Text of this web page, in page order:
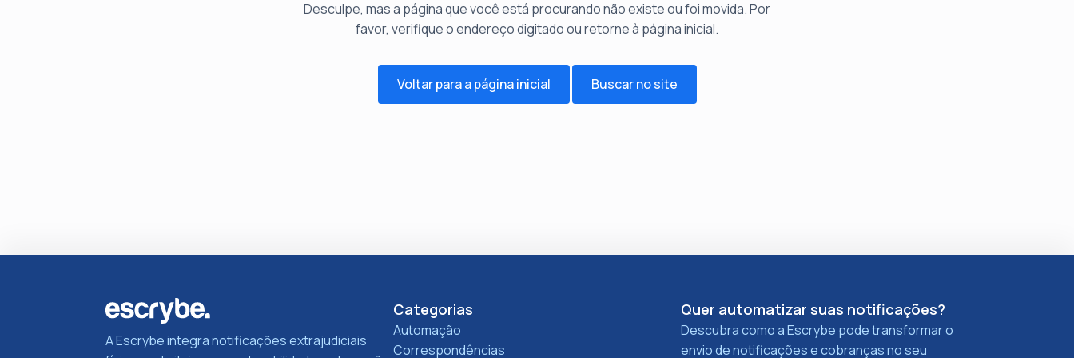
Desculpe, mas a página que você está procurando não existe ou foi movida. Por
favor, verifique o endereço digitado ou retorne à página inicial.
Voltar para a página inicial Buscar no site
A Escrybe integra notificações extrajudiciais
Categorias
Automação
Correspondências
Quer automatizar suas notificações?
Descubra como a Escrybe pode transformar o
envio de notificações e cobranças no seu